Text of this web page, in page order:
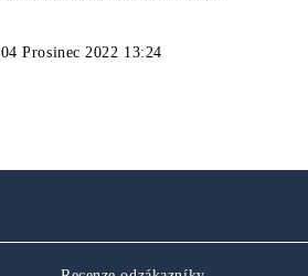
04 Prosinec 2022 13:24